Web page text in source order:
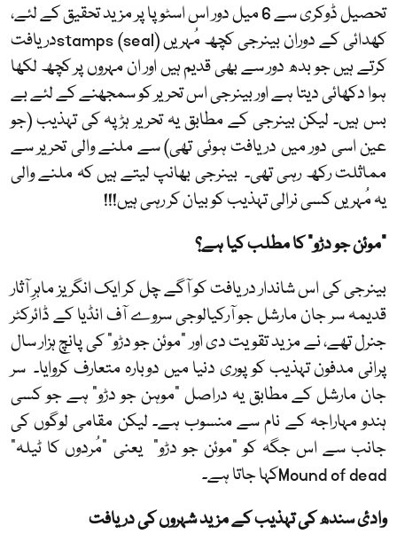
تحصیل ڈوکری سے 6 میل دور اس اسٹوپا پر مزید تحقیق کے لئے،
کھدائی کے دوران بینرجی کچھ مُہریںstamps (seal)دریافت
کرتے ہیں جو بدھ دور سے بھی قدیم ہیں اور ان مہروں پر کچھ لکھا
ہوا دکھائی دیتا ہے اور بینرجی اس تحریر کو سمجھنے کے لئے بے
بس ہیں۔ لیکن بینرجی کے مطابق یہ تحریر ہڑپہ کی تہذیب (جو
عین اسی دور میں دریافت ہوئی تھی) سے ملنے والی تحریر سے
مماثلت رکھ رہی تھی۔ بینرجی بھانپ لیتے ہیں کہ ملنے والی
یہ مُہریں کسی نرالی تہذیب کو بیان کر رہی ہیں!!!
"موئن جو دڑو" کا مطلب کیا ہے؟
بینرجی کی اس شاندار دریافت کو آگے چل کر ایک انگریز ماہرِ آثار
قدیمہ سر جان مارشل جو آرکیالوجی سروے آف انڈیا کے ڈائرکٹر
جنرل تھے، نے مزید تقویت دی اور "موئن جو دڑو" کی پانچ ہزار سال
پرانی مدفون تہذیب کو پوری دنیا میں دوبارہ متعارف کروایا۔ سر
جان مارشل کے مطابق یہ دراصل "موہن جو دڑو" ہے جو کسی
ہندو مہاراجہ کے نام سے منسوب ہے۔ لیکن مقامی لوگوں کی
جانب سے اس جگہ کو "موئن جو دڑو" یعنی "مُردوں کا ٹیلہ"
Mound of deadکہا جاتا ہے۔
وادئ سندھ کی تہذیب کے مزید شہروں کی دریافت